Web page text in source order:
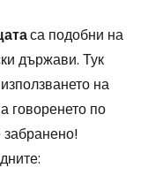
са подобни на
държави. Тук
на
говоренето по